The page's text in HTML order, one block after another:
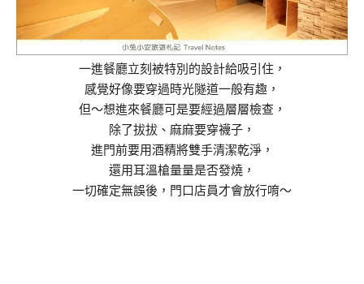
一進餐廳立刻被特別的設計給吸引住，
感覺好像要穿過時光隧道一般有趣，
但～想進來餐廳可是要經過層層檢查，
除了拔拔、麻麻要穿襪子，
進門前要用酒精將雙手清潔乾淨，
還用耳溫槍量量是否發燒，
一切確定無誤後，門口店員才會放行唷～